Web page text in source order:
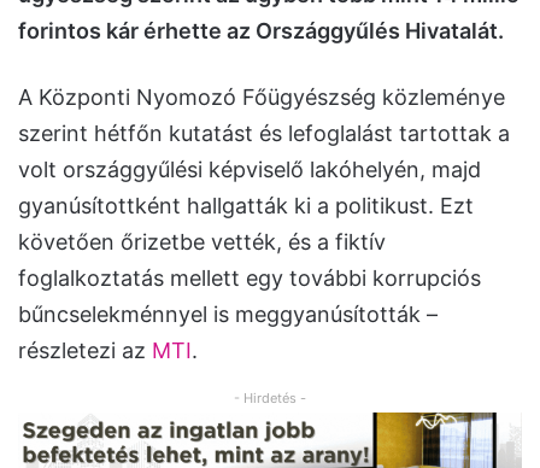
forintos kár érhette az Országgyűlés Hivatalát.
A Központi Nyomozó Főügyészség közleménye
szerint hétfőn kutatást és lefoglalást tartottak a
volt országgyűlési képviselő lakóhelyén, majd
gyanúsítottként hallgatták ki a politikust. Ezt
követően őrizetbe vették, és a fiktív
foglalkoztatás mellett egy további korrupciós
bűncselekménnyel is meggyanúsították –
részletezi az MTI.
- Hirdetés -